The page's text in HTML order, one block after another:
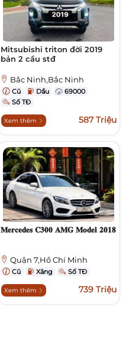
Mitsubishi triton đời 2019
bản 2 cầu stđ
Bắc Ninh,Bắc Ninh
Cũ Dầu
69000
Số TĐ
Xem thêm 587 Triệu
𝐌𝐞𝐫𝐜𝐞𝐝𝐞𝐬 𝐂𝟑𝟎𝟎 𝐀𝐌𝐆 𝐌𝐨𝐝𝐞𝐥 𝟐𝟎𝟏𝟖
Quận 7,Hồ Chí Minh
Cũ Xăng Số TĐ
Xem thêm 739 Triệu